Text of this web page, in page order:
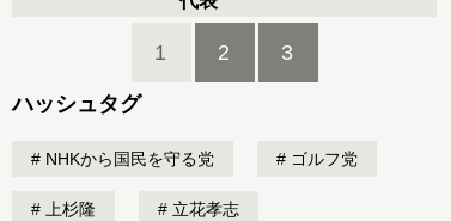
1 2 3
ハッシュタグ
NHKから国民を守る党 ゴルフ党
上杉隆 立花孝志